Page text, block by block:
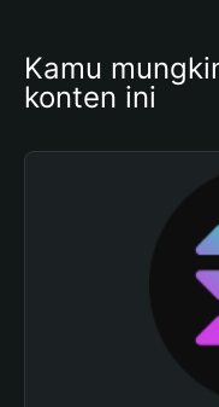
Kamu
konten ini